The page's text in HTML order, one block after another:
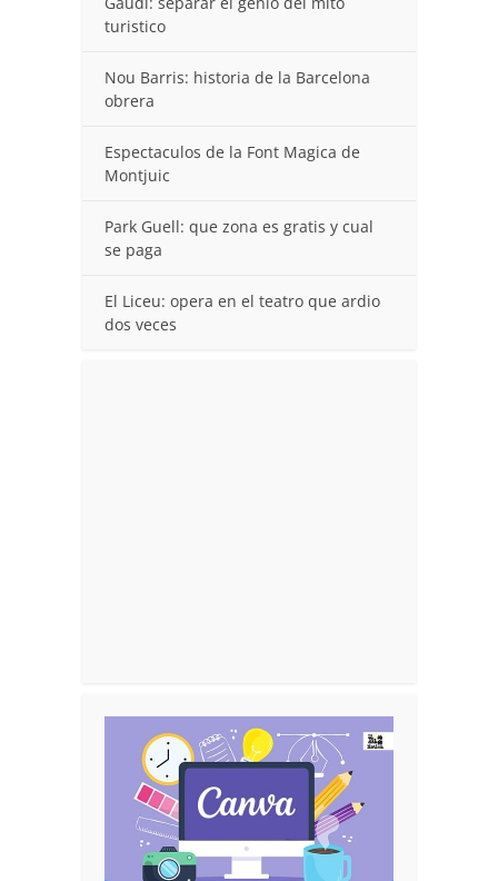
turistico
Nou Barris: historia de la Barcelona
obrera
Espectaculos de la Font Magica de
Montjuic
Park Guell: que zona es gratis y cual
se paga
El Liceu: opera en el teatro que ardio
dos veces